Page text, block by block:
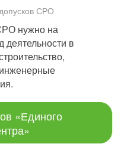
СРО
нужно на
деятельности в
«Единого